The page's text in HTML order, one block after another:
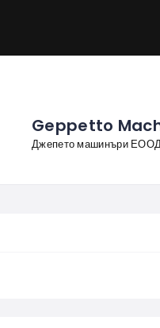
Geppetto
Джепето машинъри